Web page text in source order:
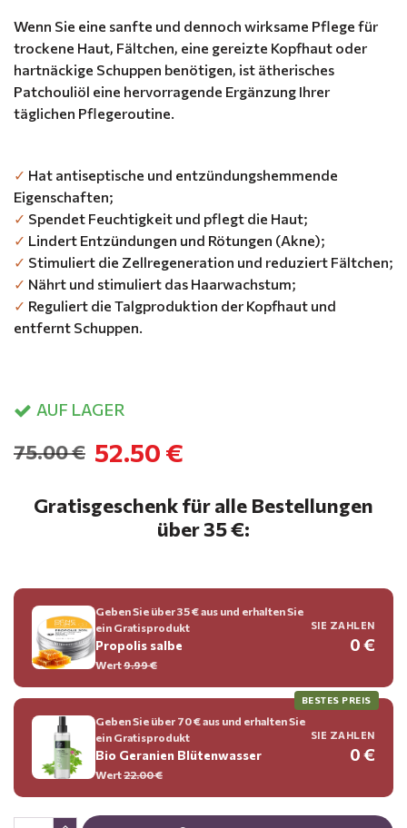
Wenn Sie eine sanfte und dennoch wirksame Pflege für
trockene Haut, Fältchen, eine gereizte Kopfhaut oder
hartnäckige Schuppen benötigen, ist ätherisches
Patchouliöl eine hervorragende Ergänzung Ihrer
täglichen Pflegeroutine.
✓ Hat antiseptische und entzündungshemmende
Eigenschaften;
✓ Spendet Feuchtigkeit und pflegt die Haut;
✓ Lindert Entzündungen und Rötungen (Akne);
✓ Stimuliert die Zellregeneration und reduziert Fältchen;
✓ Nährt und stimuliert das Haarwachstum;
✓ Reguliert die Talgproduktion der Kopfhaut und
entfernt Schuppen.
AUF LAGER
52.50 €
75.00 €
Gratisgeschenk für alle Bestellungen
über 35 €:
Geben Sie über 35 € aus und erhalten Sie
ein Gratisprodukt
Propolis salbe
Wert9.99 €
SIE ZAHLEN
0 €
BESTES PREIS
Geben Sie über 70 € aus und erhalten Sie
ein Gratisprodukt
Bio Geranien Blütenwasser
Wert22.00 €
SIE ZAHLEN
0 €